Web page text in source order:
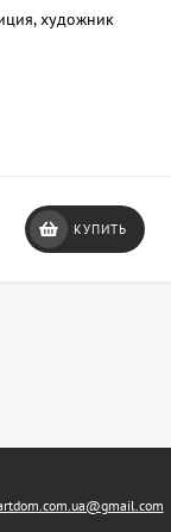
художник
КУПИТЬ